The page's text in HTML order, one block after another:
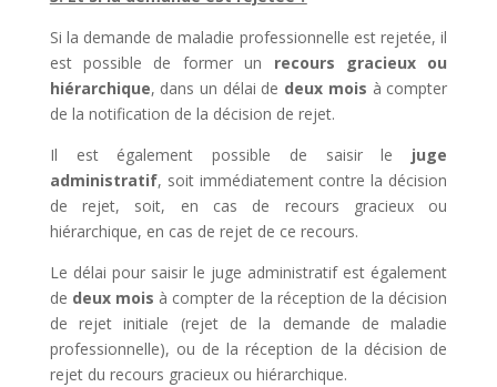
Si la demande de maladie professionnelle est rejetée, il
est possible de former un recours gracieux ou
hiérarchique, dans un délai de deux mois à compter
de la notification de la décision de rejet.
Il est également possible de saisir le juge
administratif, soit immédiatement contre la décision
de rejet, soit, en cas de recours gracieux ou
hiérarchique, en cas de rejet de ce recours.
Le délai pour saisir le juge administratif est également
de deux mois à compter de la réception de la décision
de rejet initiale (rejet de la demande de maladie
professionnelle), ou de la réception de la décision de
rejet du recours gracieux ou hiérarchique.